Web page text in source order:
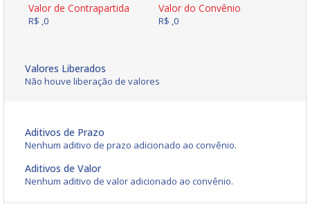
Valor de Contrapartida
R$ ,0
Valor do Convênio
R$ ,0
Valores Liberados
Não houve liberação de valores
Aditivos de Prazo
Nenhum aditivo de prazo adicionado ao convênio.
Aditivos de Valor
Nenhum aditivo de valor adicionado ao convênio.